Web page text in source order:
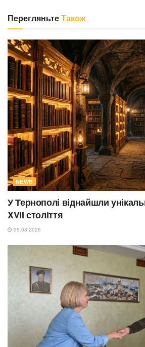
ПерегляньтеТакож
NEWS
У Тернополі віднайшли
XVII століття
05.08.2026